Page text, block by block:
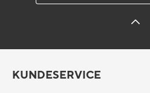
KUNDESERVICE